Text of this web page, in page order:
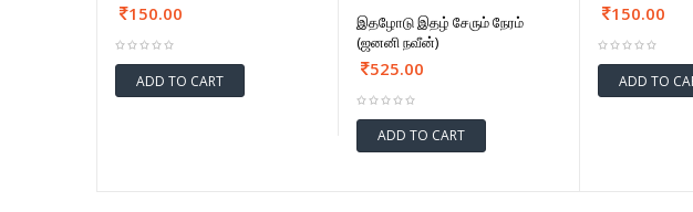
150.00
ADD TO CART
இதழோடு இதழ் சேரும் நேரம்
(ஜனனி நவீன்)
525.00
ADD TO CART
150.00
ADD TO